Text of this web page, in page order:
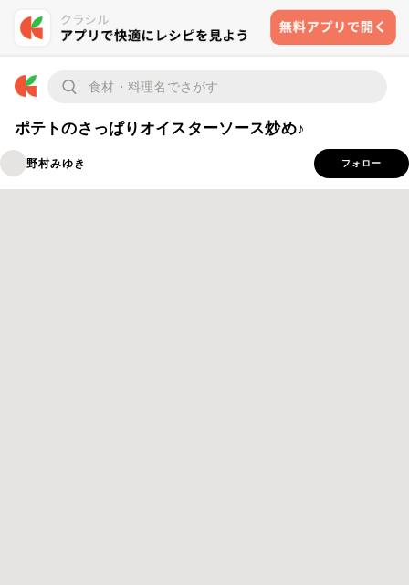
ポテトのさっぱりオイスターソース炒め♪
野村みゆき フォロー